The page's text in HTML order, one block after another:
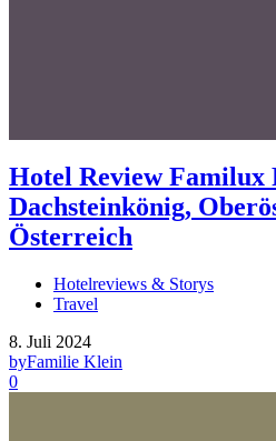
Hotel Review Familux
Dachsteinkönig,
Österreich
Hotelreviews & Storys
Travel
8. Juli 2024
byFamilie Klein
0